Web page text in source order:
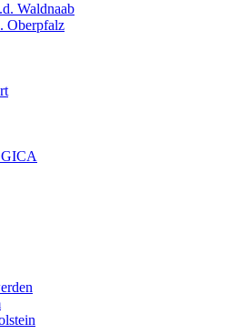
Waldnaab
Oberpfalz